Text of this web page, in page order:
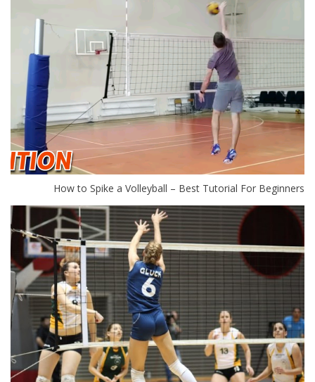
How to Spike a Volleyball – Best Tutorial For Beginners